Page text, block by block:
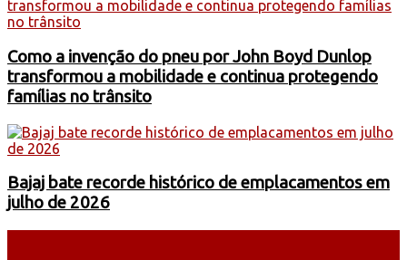
Como a invenção do pneu por John Boyd Dunlop
transformou a mobilidade e continua protegendo
famílias no trânsito
Bajaj bate recorde histórico de emplacamentos em
julho de 2026